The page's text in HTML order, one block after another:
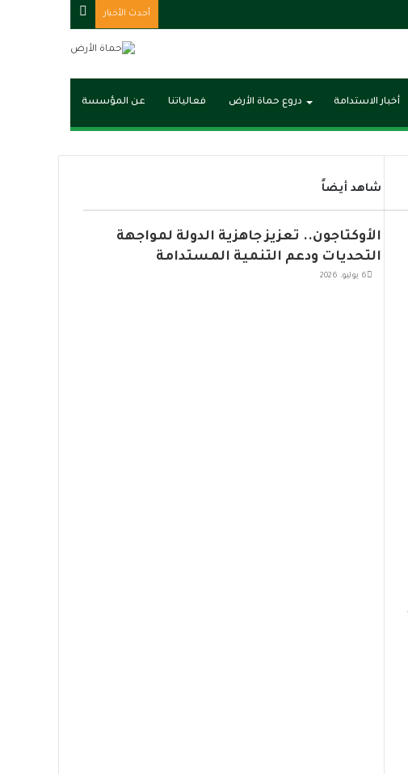
أحدث الأخبار
عن المؤسسة فعالياتنا دروع حماة الأرض أخبار الاستدامة
شاهد أيضاً
الأوكتاجون.. تعزيز جاهزية الدولة لمواجهة
التحديات ودعم التنمية المستدامة
6 يوليو، 2026